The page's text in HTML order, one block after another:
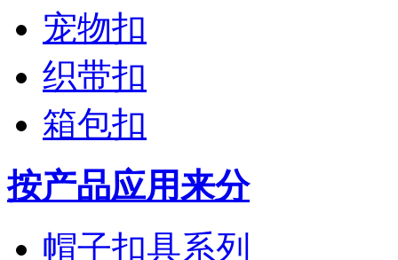
宠物扣
织带扣
箱包扣
按产品应用来分
帽子扣具系列